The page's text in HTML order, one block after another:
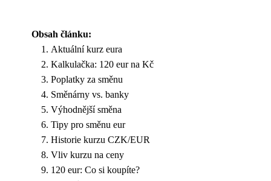
Obsah článku:
Aktuální kurz eura
Kalkulačka: 120 eur na Kč
Poplatky za směnu
Směnárny vs. banky
Výhodnější směna
Tipy pro směnu eur
Historie kurzu CZK/EUR
Vliv kurzu na ceny
120 eur: Co si koupíte?